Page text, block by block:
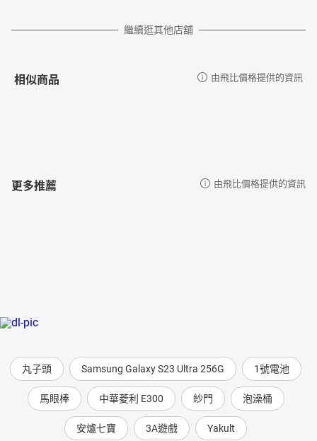
繼續逛其他店舖
相似商品 由飛比價格提供的資訊
更多推薦 由飛比價格提供的資訊
丸子頭 Samsung Galaxy S23 Ultra 256G 1號電池
馬眼棒 中華菱利 E300 紗門 泡澡桶
安爐七寶 3A遊戲 Yakult